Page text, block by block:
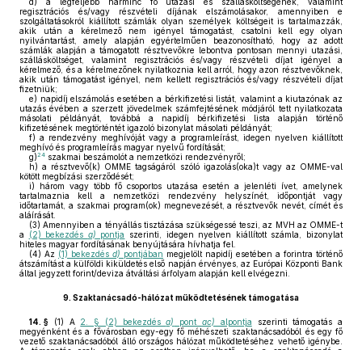
regisztrációs és/vagy részvételi díjának elszámolásakor, amennyiben e
szolgáltatásokról kiállított számlák olyan személyek költségeit is tartalmazzák,
akik után a kérelmező nem igényel támogatást, csatolni kell egy olyan
nyilvántartást, amely alapján egyértelműen beazonosítható, hogy az adott
számlák alapján a támogatott résztvevőkre lebontva pontosan mennyi utazási,
szállásköltséget, valamint regisztrációs és/vagy részvételi díjat igényel a
kérelmező, és a kérelmezőnek nyilatkoznia kell arról, hogy azon résztvevőknek,
akik után támogatást igényel, nem kellett regisztrációs és/vagy részvételi díjat
fizetniük;
e) napidíj elszámolás esetében a bérkifizetési listát, valamint a kiutazónak az
utazás évében a szerzett jövedelmek számfejtésének módjáról tett nyilatkozata
másolati példányát, továbbá a napidíj bérkifizetési lista alapján történő
kifizetésének megtörténtét igazoló bizonylat másolati példányát;
f) a rendezvény meghívóját vagy a programleírást, idegen nyelven kiállított
meghívó és programleírás magyar nyelvű fordítását;
g)24 szakmai beszámolót a nemzetközi rendezvényről;
h) a résztvevő(k) OMME tagságáról szóló igazolás(oka)t vagy az OMME-val
kötött megbízási szerződését;
i) három vagy több fő csoportos utazása esetén a jelenléti ívet, amelynek
tartalmaznia kell a nemzetközi rendezvény helyszínét, időpontját vagy
időtartamát, a szakmai program(ok) megnevezését, a résztvevők nevét, címét és
aláírását.
(3) Amennyiben a tényállás tisztázása szükségessé teszi, az MVH az OMME-t
a
(2) bekezdés a) pontja
szerinti, idegen nyelven kiállított számla, bizonylat
hiteles magyar fordításának benyújtására hívhatja fel.
(4) Az (1) bekezdés d) pontjában megjelölt napidíj esetében a forintra történő
átszámítást a külföldi kiküldetés első napján érvényes, az Európai Központi Bank
által jegyzett forint/deviza átváltási árfolyam alapján kell elvégezni.
9. Szaktanácsadó-hálózat működtetésének támogatása
14. § (1) A 2. § (2) bekezdésa) pont ac) alpontja szerinti támogatás a
megyénként és a fővárosban egy-egy fő méhészeti szaktanácsadóból és egy fő
vezető szaktanácsadóból álló országos hálózat működtetéséhez vehető igénybe.